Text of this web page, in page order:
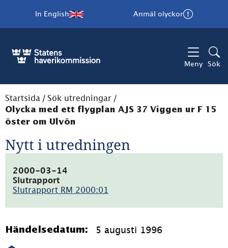
In English Anmäl olyckor
Meny Sök
Startsida / Sök utredningar /
Olycka med ett flygplan AJS 37 Viggen ur F 15
öster om Ulvön
Nytt i utredningen
2000-03-14
Slutrapport
Slutrapport RM 2000:01
60.5kB)
Händelsedatum: 5 augusti 1996